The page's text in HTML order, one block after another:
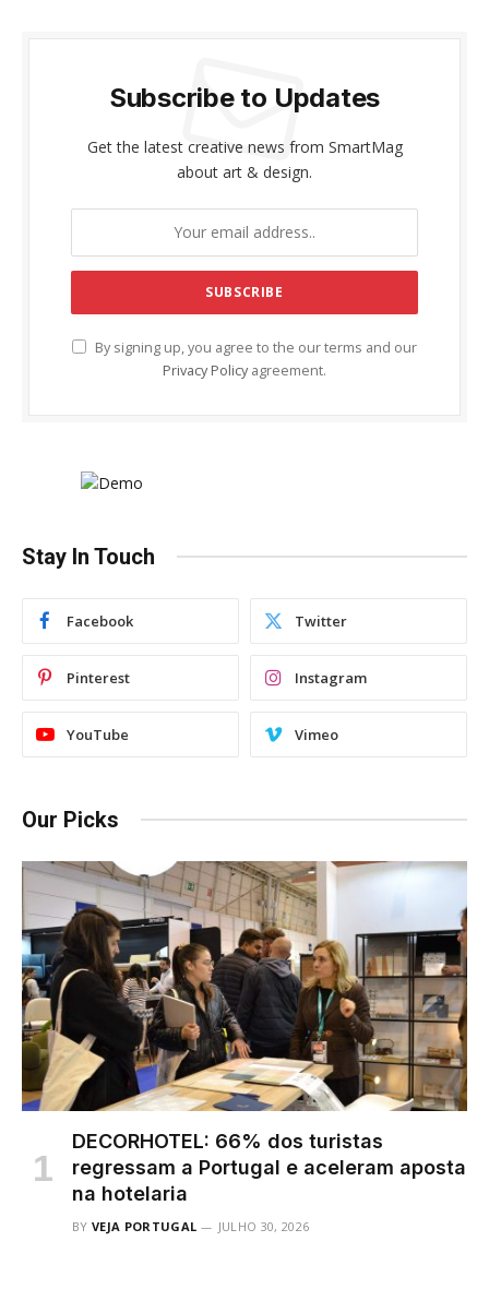
Subscribe to Updates
Get the latest creative news from SmartMag
about art & design.
By signing up, you agree to the our terms and our
Privacy Policy agreement.
Stay In Touch
Facebook Twitter
Pinterest Instagram
YouTube Vimeo
Our Picks
DECORHOTEL: 66% dos turistas
regressam a Portugal e aceleram aposta
na hotelaria
BY VEJA PORTUGAL JULHO 30, 2026